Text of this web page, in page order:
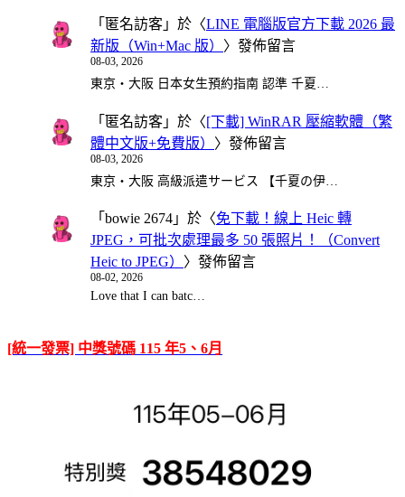
「 匿名訪客 」於〈LINE 電腦版官方下載 2026 最
新版（Win+Mac 版） 〉發佈留言
08-03, 2026
東京・大阪 日本女生預約指南 認準 千夏…
「 匿名訪客 」於〈[下載] WinRAR 壓縮軟體（繁
體中文版+免費版） 〉發佈留言
08-03, 2026
東京・大阪 高級派遣サービス 【千夏の伊…
「 bowie 2674 」於〈免下載！線上 Heic 轉
JPEG，可批次處理最多 50 張照片！（Convert
Heic to JPEG） 〉發佈留言
08-02, 2026
Love that I can batc…
[統一發票] 中獎號碼 115 年5、6月